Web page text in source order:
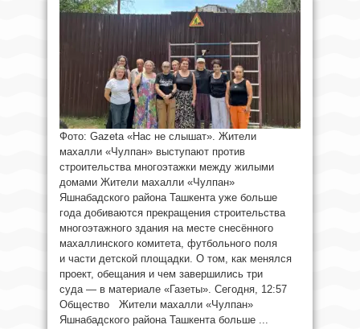
Фото: Gazeta «Нас не слышат». Жители
махалли «Чулпан» выступают против
строительства многоэтажки между жилыми
домами Жители махалли «Чулпан»
Яшнабадского района Ташкента уже больше
года добиваются прекращения строительства
многоэтажного здания на месте снесённого
махаллинского комитета, футбольного поля
и части детской площадки. О том, как менялся
проект, обещания и чем завершились три
суда — в материале «Газеты». Сегодня, 12:57
Общество Жители махалли «Чулпан»
Яшнабадского района Ташкента больше ...